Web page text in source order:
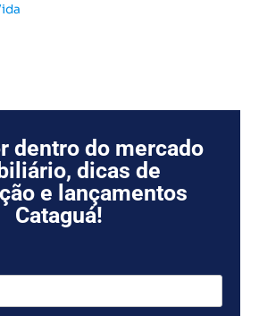
dentro do mercado
dicas de
e lançamentos
Cataguá!